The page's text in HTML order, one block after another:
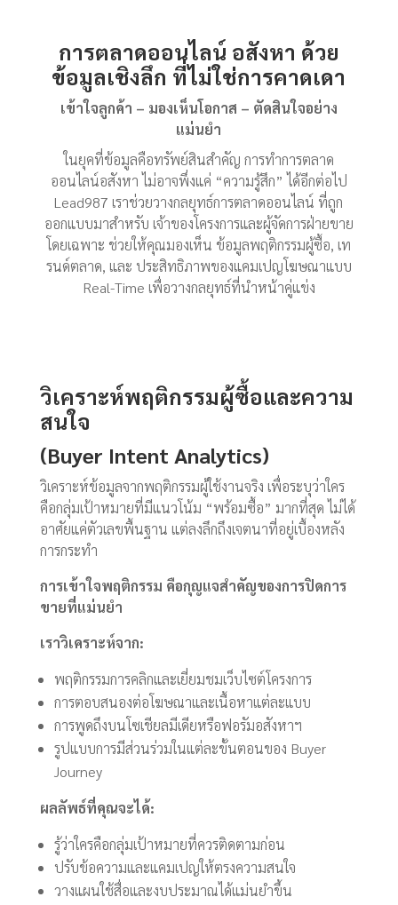
การตลาดออนไลน์ อสังหา ด้วย
ข้อมูลเชิงลึก ที่ไม่ใช่การคาดเดา
เข้าใจลูกค้า – มองเห็นโอกาส – ตัดสินใจอย่าง
แม่นยำ
ในยุคที่ข้อมูลคือทรัพย์สินสำคัญ การทำการตลาด
ออนไลน์อสังหา ไม่อาจพึ่งแค่ “ความรู้สึก” ได้อีกต่อไป
Lead987 เราช่วยวางกลยุทธ์การตลาดออนไลน์ ที่ถูก
ออกแบบมาสำหรับ เจ้าของโครงการและผู้จัดการฝ่ายขาย
โดยเฉพาะ ช่วยให้คุณมองเห็น ข้อมูลพฤติกรรมผู้ซื้อ, เท
รนด์ตลาด, และ ประสิทธิภาพของแคมเปญโฆษณาแบบ
Real-Time เพื่อวางกลยุทธ์ที่นำหน้าคู่แข่ง
วิเคราะห์พฤติกรรมผู้ซื้อและความ
สนใจ
(Buyer Intent Analytics)
วิเคราะห์ข้อมูลจากพฤติกรรมผู้ใช้งานจริง เพื่อระบุว่าใคร
คือกลุ่มเป้าหมายที่มีแนวโน้ม “พร้อมซื้อ” มากที่สุด ไม่ได้
อาศัยแค่ตัวเลขพื้นฐาน แต่ลงลึกถึงเจตนาที่อยู่เบื้องหลัง
การกระทำ
การเข้าใจพฤติกรรม คือกุญแจสำคัญของการปิดการ
ขายที่แม่นยำ
เราวิเคราะห์จาก:
พฤติกรรมการคลิกและเยี่ยมชมเว็บไซต์โครงการ
การตอบสนองต่อโฆษณาและเนื้อหาแต่ละแบบ
การพูดถึงบนโซเชียลมีเดียหรือฟอรัมอสังหาฯ
รูปแบบการมีส่วนร่วมในแต่ละขั้นตอนของ Buyer
Journey
ผลลัพธ์ที่คุณจะได้:
รู้ว่าใครคือกลุ่มเป้าหมายที่ควรติดตามก่อน
ปรับข้อความและแคมเปญให้ตรงความสนใจ
วางแผนใช้สื่อและงบประมาณได้แม่นยำขึ้น